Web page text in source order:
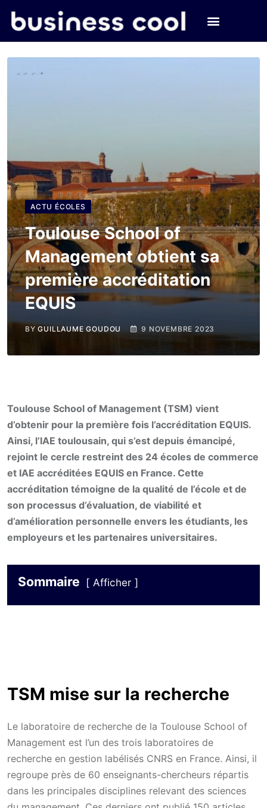
ACTU ÉCOLES
Toulouse School of
Management obtient sa
première accréditation
EQUIS
BYGUILLAUME GOUDOU 9 NOVEMBRE 2023
Toulouse School of Management (TSM) vient
d’obtenir pour la première fois l’accréditation EQUIS.
Ainsi, l’IAE toulousain, qui s’est depuis émancipé,
rejoint le cercle restreint des 24 écoles de commerce
et IAE accréditées EQUIS en France. Cette
accréditation témoigne de la qualité de l’école et de
son processus d’évaluation, de viabilité et
d’amélioration personnelle envers les étudiants, les
employeurs et les partenaires universitaires.
Sommaire Afficher
TSM mise sur la recherche
Le laboratoire de recherche de la Toulouse School of
Management est l’un des trois laboratoires de
recherche en gestion labélisés CNRS en France. Ainsi, il
regroupe près de 60 enseignants-chercheurs répartis
dans les principales disciplines relevant des sciences